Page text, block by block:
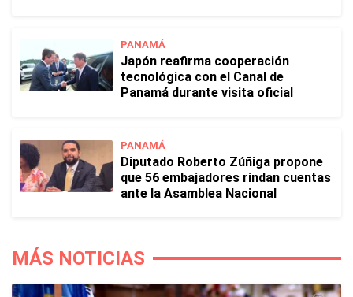
PANAMÁ
Japón reafirma cooperación
tecnológica con el Canal de
Panamá durante visita oficial
PANAMÁ
Diputado Roberto Zúñiga propone
que 56 embajadores rindan cuentas
ante la Asamblea Nacional
MÁS NOTICIAS